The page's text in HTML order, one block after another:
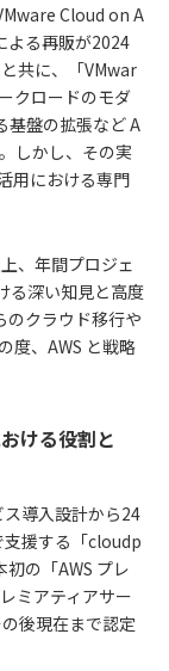
Cloud on A
よる再販が2024
共に、「VMwar
クロードのモダ
基盤の拡張など A
しかし、その実
用における専門
、年間プロジェ
る深い知見と高度
のクラウド移行や
度、AWS と戦略
ける役割と
ス導入設計から24
支援する「cloudp
の「AWS プレ
ミアティアサー
後現在まで認定